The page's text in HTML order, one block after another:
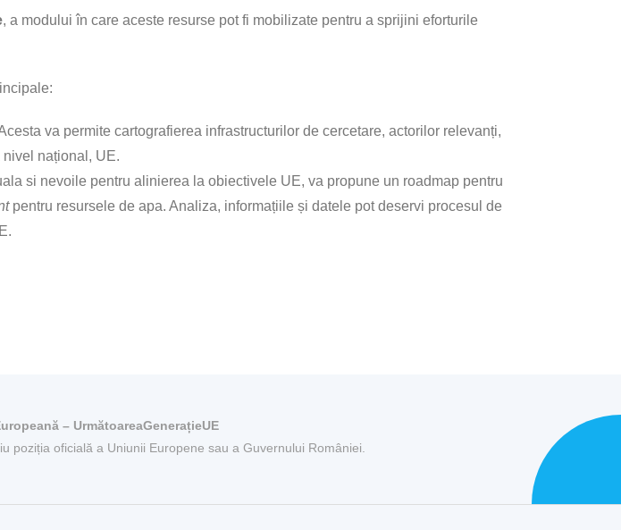
, a modului în care aceste resurse pot fi mobilizate pentru a sprijini eforturile
va permite cartografierea infrastructurilor de cercetare, actorilor relevanți,
național, UE.
si nevoile pentru alinierea la obiectivele UE, va propune un roadmap pentru
pentru resursele de apa. Analiza, informațiile și datele pot deservi procesul de
– UrmătoareaGenerațieUE
oficială a Uniunii Europene sau a Guvernului României.